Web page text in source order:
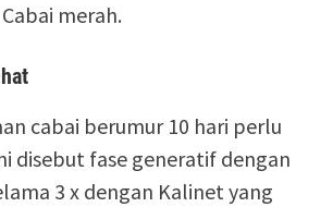
merah.
cabai berumur 10 hari perlu
disebut fase generatif dengan
3 x dengan Kalinet yang